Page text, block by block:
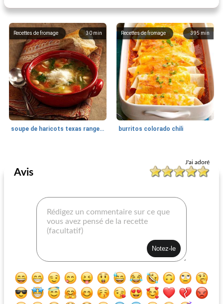
30 min
Recettes de fromage
soupe de haricots texas ranger avec orzo et épinards
395 min
Recettes de fromage
burritos colorado chili
J'ai adoré
Avis